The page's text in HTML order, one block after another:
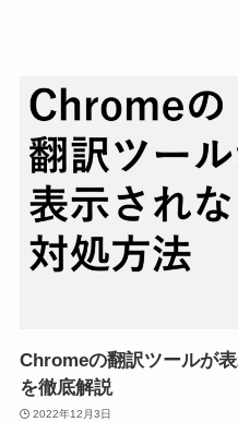
Chromeの翻訳ツールが
を徹底解説
2022年12月3日